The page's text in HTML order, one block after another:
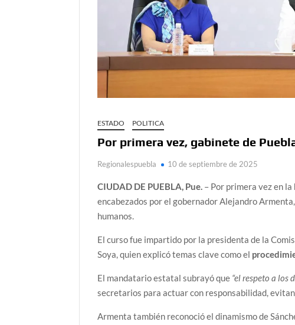
ESTADO POLITICA
Por primera vez, gabinete de
Regionalespuebla 10 de septiembre de 2025
CIUDAD DE PUEBLA, Pue. – Por primera vez en
encabezados por el gobernador Alejandro
humanos.
El curso fue impartido por la presidenta de la
Soya, quien explicó temas clave como el
El mandatario estatal subrayó que “el respeto a los
secretarios para actuar con responsabilidad,
Armenta también reconoció el dinamismo de